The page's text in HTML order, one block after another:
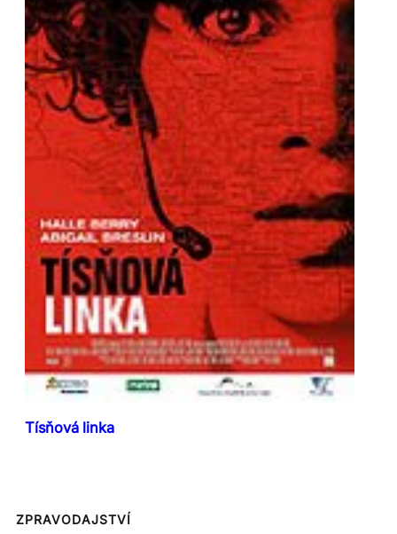
Tísňová linka
ZPRAVODAJSTVÍ